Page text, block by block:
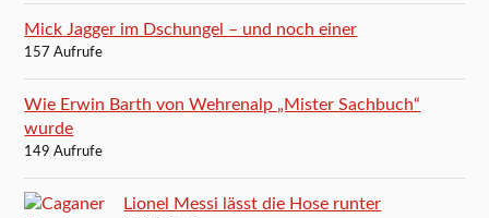
Mick Jagger im Dschungel – und noch einer
157 Aufrufe
Wie Erwin Barth von Wehrenalp „Mister Sachbuch“
wurde
149 Aufrufe
Lionel Messi lässt die Hose runter